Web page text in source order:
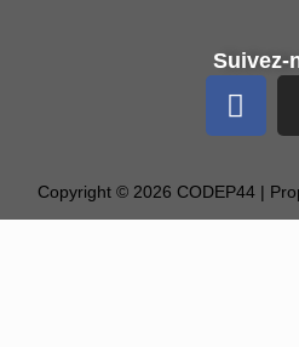
Suivez-
Copyright © 2026 CODEP44 |